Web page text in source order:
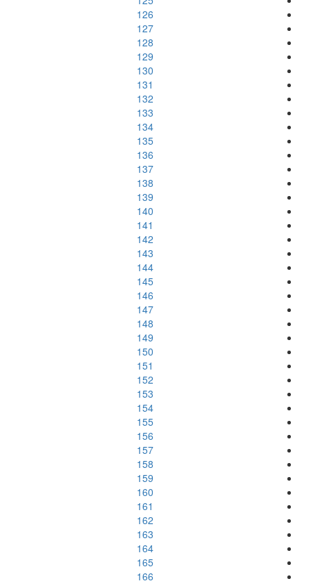
126
127
128
129
130
131
132
133
134
135
136
137
138
139
140
141
142
143
144
145
146
147
148
149
150
151
152
153
154
155
156
157
158
159
160
161
162
163
164
165
166